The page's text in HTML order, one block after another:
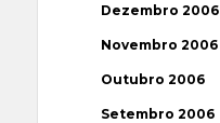
Dezembro 2006
Novembro 2006
Outubro 2006
Setembro 2006